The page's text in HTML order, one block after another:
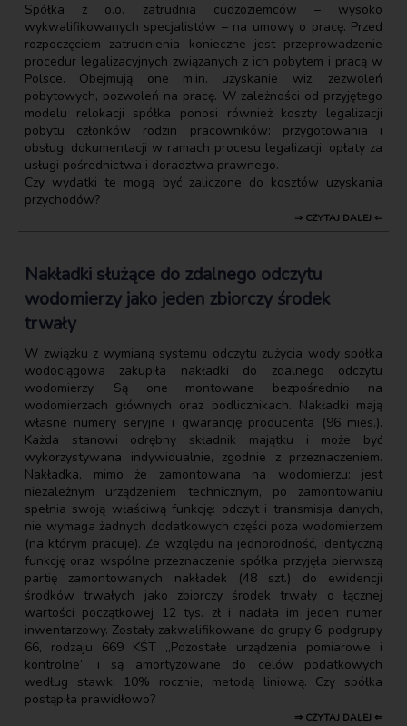
Spółka z o.o. zatrudnia cudzoziemców – wysoko
wykwalifikowanych specjalistów – na umowy o pracę. Przed
rozpoczęciem zatrudnienia konieczne jest przeprowadzenie
procedur legalizacyjnych związanych z ich pobytem i pracą w
Polsce. Obejmują one m.in. uzyskanie wiz, zezwoleń
pobytowych, pozwoleń na pracę. W zależności od przyjętego
modelu relokacji spółka ponosi również koszty legalizacji
pobytu członków rodzin pracowników: przygotowania i
obsługi dokumentacji w ramach procesu legalizacji, opłaty za
usługi pośrednictwa i doradztwa prawnego.
Czy wydatki te mogą być zaliczone do kosztów uzyskania
przychodów?
⇒ CZYTAJ DALEJ ⇐
Nakładki służące do zdalnego odczytu
wodomierzy jako jeden zbiorczy środek
trwały
W związku z wymianą systemu odczytu zużycia wody spółka
wodociągowa zakupiła nakładki do zdalnego odczytu
wodomierzy. Są one montowane bezpośrednio na
wodomierzach głównych oraz podlicznikach. Nakładki mają
własne numery seryjne i gwarancję producenta (96 mies.).
Każda stanowi odrębny składnik majątku i może być
wykorzystywana indywidualnie, zgodnie z przeznaczeniem.
Nakładka, mimo że zamontowana na wodomierzu: jest
niezależnym urządzeniem technicznym, po zamontowaniu
spełnia swoją właściwą funkcję: odczyt i transmisja danych,
nie wymaga żadnych dodatkowych części poza wodomierzem
(na którym pracuje). Ze względu na jednorodność, identyczną
funkcję oraz wspólne przeznaczenie spółka przyjęła pierwszą
partię zamontowanych nakładek (48 szt.) do ewidencji
środków trwałych jako zbiorczy środek trwały o łącznej
wartości początkowej 12 tys. zł i nadała im jeden numer
inwentarzowy. Zostały zakwalifikowane do grupy 6, podgrupy
66, rodzaju 669 KŚT „Pozostałe urządzenia pomiarowe i
kontrolne” i są amortyzowane do celów podatkowych
według stawki 10% rocznie, metodą liniową. Czy spółka
postąpiła prawidłowo?
⇒ CZYTAJ DALEJ ⇐